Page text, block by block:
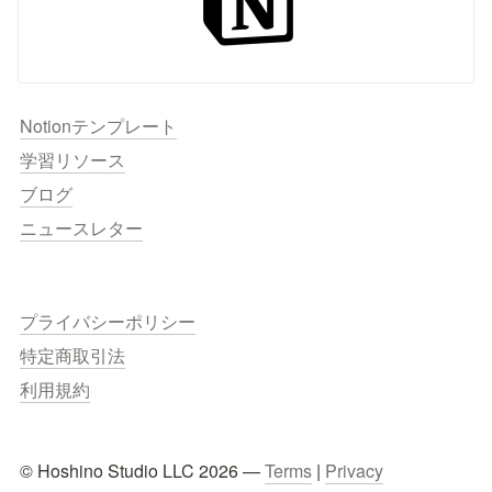
Notionテンプレート
学習リソース
ブログ
ニュースレター
プライバシーポリシー
特定商取引法
利用規約
© Hoshino Studio LLC 2026 — Terms | Privacy